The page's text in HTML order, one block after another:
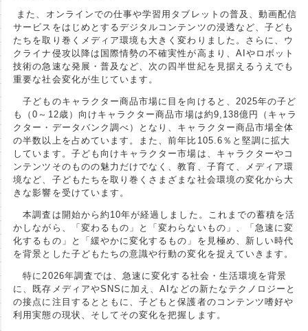
また、オンラインでの仕事や学習用タブレットの普及、動画配信
サービスをはじめとするデジタルコンテンツの浸透など、子ども
たちを取り巻くメディア環境も大きく変わりました。さらに、ウ
クライナ侵攻以降は国際情勢の不確実性が高まり、AIやロボット
技術の急速な発展・普及など、次の四半世紀を見据えるうえでも
重要な社会変化が生じています。
子どものキャラクター商品市場に目を向けると、2025年の子ど
も（0～12歳）向けキャラクター商品市場は約9,138億円（キャラ
クター・データバンク調べ）となり、キャラクター商品市場全体
の半数以上を占めています。また、前年比105.6％と堅調に拡大
しています。子ども向けキャラクター市場は、キャラクターやコ
ンテンツそのものの魅力だけでなく、教育、子育て、メディア環
境など、子どもたちを取り巻くさまざまな社会環境の変化から大
きな影響を受けています。
本調査は開始から約10年が経過しました。これまでの蓄積を活
かしながら、「変わるもの」と「変わらないもの」、「急速に変
化するもの」と「緩やかに変化するもの」を見極め、新しい時代
を背景とした子どもたちの意識や行動の変化を捉えていきます。
特に2026年調査では、急速に変化する社会・生活環境を背景
に、既存メディアやSNSに加え、AIなどの新たなテクノロジーと
の接点に注目するとともに、子どもと保護者のコンテンツ嗜好や
利用実態の現状、そしてその変化を把握します。